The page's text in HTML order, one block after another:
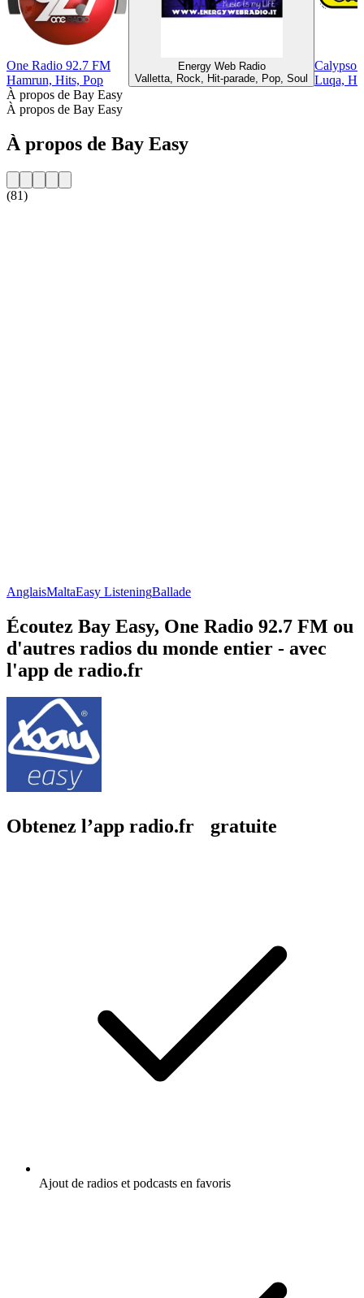
One Radio 92.7 FM
Hamrun, Hits, Pop
Energy Web Radio
Valletta, Rock, Hit-parade, Pop, Soul
Calypso
Luqa,
À propos de Bay Easy
À propos de Bay Easy
À propos de Bay Easy
(81)
AnglaisMaltaEasy ListeningBallade
Écoutez Bay Easy, One Radio 92.7 FM ou
d'autres radios du monde entier - avec
l'app de radio.fr
Obtenez l’app radio.fr gratuite
Ajout de radios et podcasts en favoris